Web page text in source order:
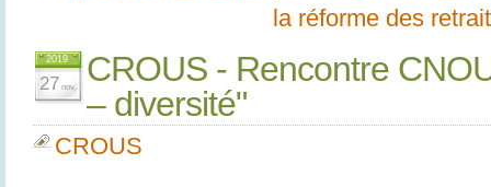
la réforme des
2019
27 nov.
CROUS - Rencontre
– diversité"
CROUS